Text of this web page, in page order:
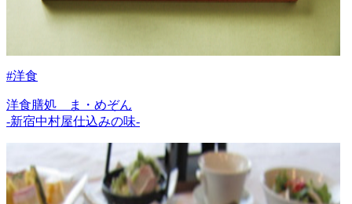
#洋食
洋食膳処 ま・めぞん
-新宿中村屋仕込みの味-